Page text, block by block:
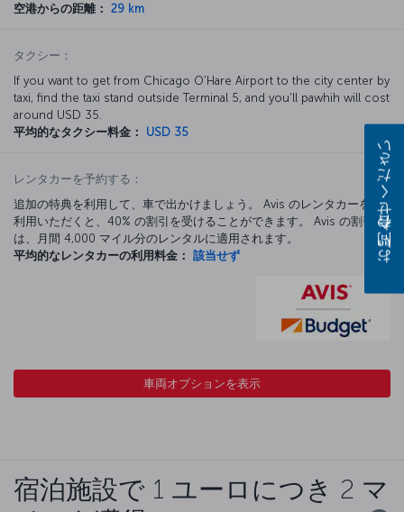
空港からの距離： 29 km
タクシー：
If you want to get from Chicago O'Hare Airport to the city center by
taxi, find the taxi stand outside Terminal 5, and you'll pawhih will cost
around USD 35.
平均的なタクシー料金：
USD 35
レンタカーを予約する：
追加の特典を利用して、車で出かけましょう。 Avis のレンタカーをご
利用いただくと、40% の割引を受けることができます。 Avis の割引
は、月間 4,000 マイル分のレンタルに適用されます。
平均的なレンタカーの利用料金： 該当せず
車両オプションを表示
宿泊施設で 1 ユーロにつき 2 マ
お問い合わせください